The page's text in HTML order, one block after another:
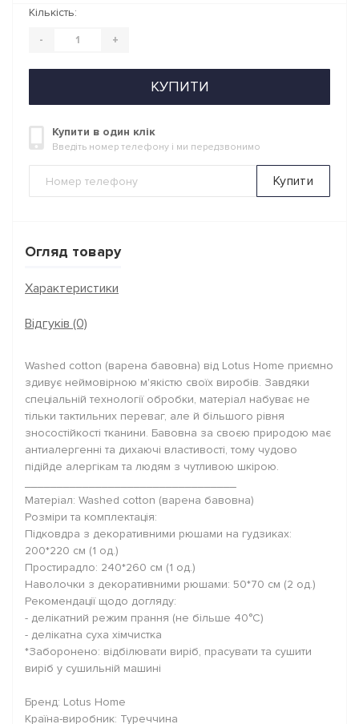
Кількість:
- +
КУПИТИ
Купити в один клік
Введіть номер телефону і ми передзвонимо
Купити
Огляд товару
Характеристики
Відгуків (0)
Washed cotton (варена бавовна) від Lotus Home приємно
здивує неймовірною м'якістю своїх виробів. Завдяки
спеціальній технології обробки, матеріал набуває не
тільки тактильних переваг, але й більшого рівня
зносостійкості тканини. Бавовна за своєю природою має
антиалергенні та дихаючі властивості, тому чудово
підійде алергікам та людям з чутливою шкірою.
Матеріал: Washed cotton (варена бавовна)
Розміри та комплектація:
Підковдра з декоративними рюшами на гудзиках:
200*220 см (1 од.)
Простирадло: 240*260 см (1 од.)
Наволочки з декоративними рюшами: 50*70 см (2 од.)
Рекомендації щодо догляду:
- делікатний режим прання (не більше 40°C)
- делікатна суха хімчистка
*Заборонено: відбілювати виріб, прасувати та сушити
виріб у сушильній машині
Бренд: Lotus Home
Країна-виробник: Туреччина